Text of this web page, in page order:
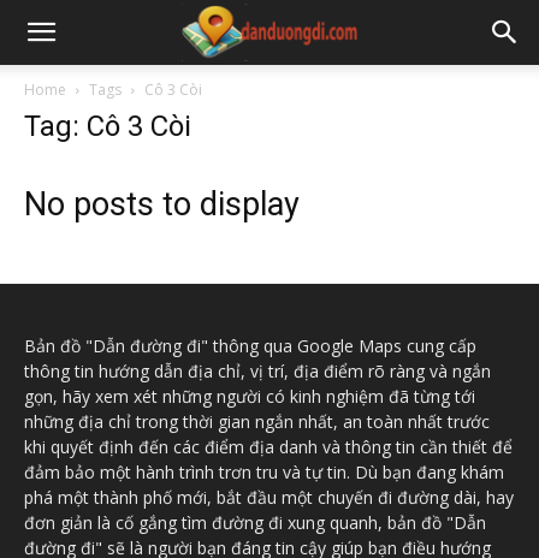
Home Tags Cô 3 Còi
Tag: Cô 3 Còi
No posts to display
Bản đồ "Dẫn đường đi" thông qua Google Maps cung cấp
thông tin hướng dẫn địa chỉ, vị trí, địa điểm rõ ràng và ngắn
gọn, hãy xem xét những người có kinh nghiệm đã từng tới
những địa chỉ trong thời gian ngắn nhất, an toàn nhất trước
khi quyết định đến các điểm địa danh và thông tin cần thiết để
đảm bảo một hành trình trơn tru và tự tin. Dù bạn đang khám
phá một thành phố mới, bắt đầu một chuyến đi đường dài, hay
đơn giản là cố gắng tìm đường đi xung quanh, bản đồ "Dẫn
đường đi" sẽ là người bạn đáng tin cậy giúp bạn điều hướng